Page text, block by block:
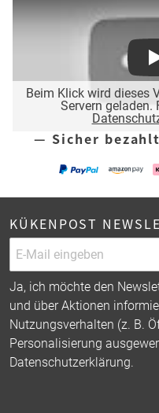
Beim Klick wird dieses
Servern geladen.
— Sicher
KÜKENPOST
Ja, ich möchte den
und über Aktionen
Nutzungsverhalten (z. B.
Personalisierung
Datenschutzerklärung.